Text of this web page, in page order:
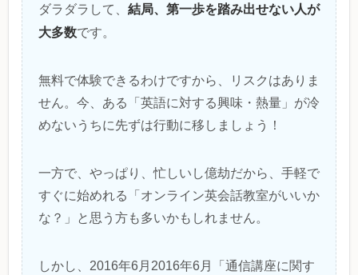
ダラダラして、 結局、第一歩を踏み出せない人が
大多数です。
無料で体験できるわけですから、リスクはありま
せん。今、ある「英語に対する興味・熱量」が冷
めないうちに先ずは行動に移しましょう！
一方で、やっぱり、忙しいし億劫だから、手軽で
すぐに始めれる「オンライン英会話教室がいいか
な？」と思う方も多いかもしれません。
しかし、2016年6月2016年6月「通信講座に関す